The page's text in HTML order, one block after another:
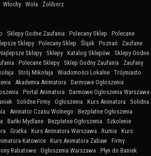
: Włochy : Wola : Żoliborz
: Sklepy Godne Zaufania : Polecany Sklep : Polecane
Sklepy : Polecany Sklep : Śląsk : Poznań : Zaufane
Sklepy : Sklepy : Katalog Sklepów : Sklepy Godne
: Polecane Sklepy : Sklep Godny Zaufania : Zaufany
: Strój Mikołaja : Wiadomości Lokalne : Trójmiasto :
: Akademia Animatora : Darmowe Ogłoszenia :
: Portal Animatora : Darmowe Ogłoszenia Warszawa
: Solidne Firmy : Ogłoszenia : Kurs Animatora : Solidna
: Animator Czasu Wolnego : Bezpłatne Ogłoszenia
: Bańki Mydlane : Bezpłatne Ogłoszenia : Szkolenie
: Gratka : Kurs Animatora Warszawa : Rumia : Kurs
Katowice : Kurs Animatora Zabaw : Firmy :
Rabatowe : Ogłoszenia Warszawa : Płyn do Baniek